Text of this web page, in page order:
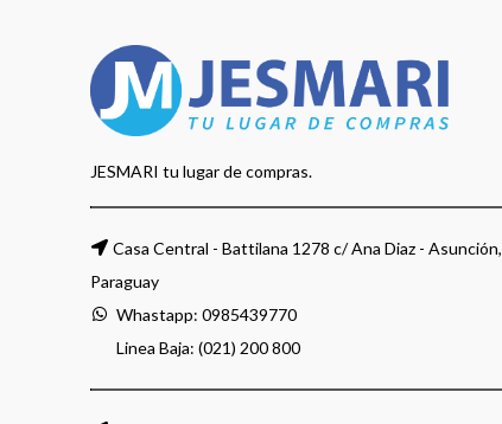
JESMARI tu lugar de compras.
Casa Central - Battilana 1278 c/ Ana Diaz - Asunción,
Paraguay
Whastapp: 0985439770
Linea Baja: (021) 200 800